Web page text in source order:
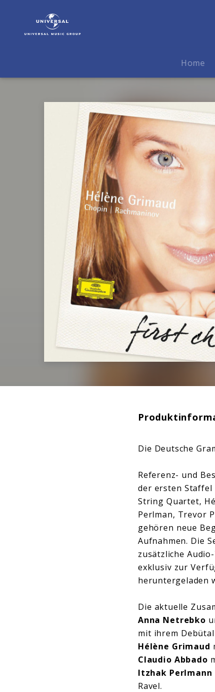
/
Home
Die Deutsche
Referenz- und
der ersten Staffel
String Quartet,
Perlman, Trevor
gehören neue
Aufnahmen. Die
zusätzliche
exklusiv zur
heruntergeladen
Die aktuelle
Anna Netrebko
mit ihrem
Hélène Grimaud
Claudio Abbado
Itzhak Perlmann
Ravel.